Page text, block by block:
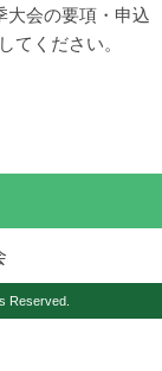
大会の要項・申込
てください。
Reserved.